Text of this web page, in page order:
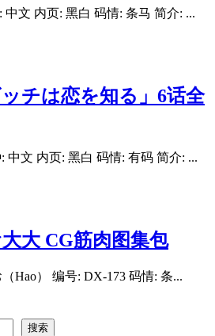
中文 内页: 黑白 码情: 条马 简介: ...
チは恋を知る」6话全
中文 内页: 黑白 码情: 有码 简介: ...
大 CG筋肉图集包
Hao） 编号: DX-173 码情: 条...
搜索